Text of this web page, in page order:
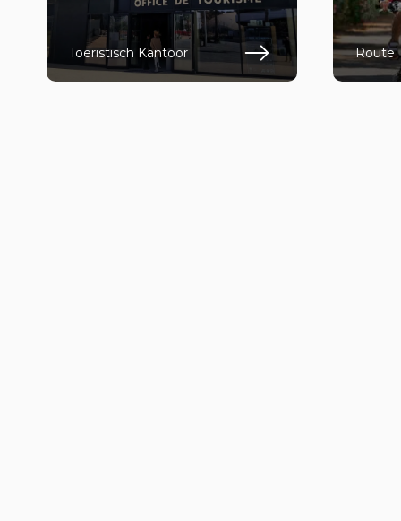
Toeristisch Kantoor Route